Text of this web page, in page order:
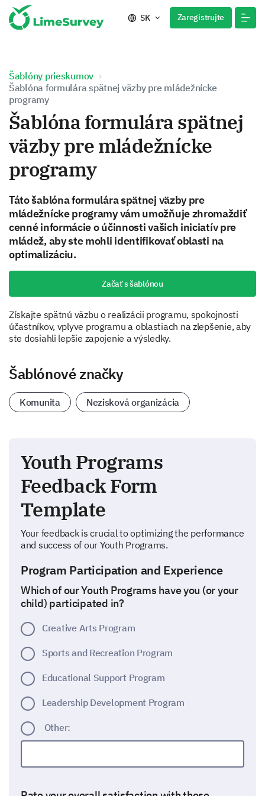
SK Zaregistrujte
Šablóny prieskumov
Šablóna formulára spätnej väzby pre mládežnícke
programy
Šablóna formulára spätnej
väzby pre mládežnícke
programy
Táto šablóna formulára spätnej väzby pre
mládežnícke programy vám umožňuje zhromaždiť
cenné informácie o účinnosti vašich iniciatív pre
mládež, aby ste mohli identifikovať oblasti na
optimalizáciu.
Začať s šablónou
Získajte spätnú väzbu o realizácii programu, spokojnosti
účastníkov, vplyve programu a oblastiach na zlepšenie, aby
ste dosiahli lepšie zapojenie a výsledky.
Šablónové značky
Komunita Nezisková organizácia
Youth Programs
Feedback Form
Template
Your feedback is crucial to optimizing the performance
and success of our Youth Programs.
Program Participation and Experience
Which of our Youth Programs have you (or your
child) participated in?
Creative Arts Program
Sports and Recreation Program
Educational Support Program
Leadership Development Program
Other: